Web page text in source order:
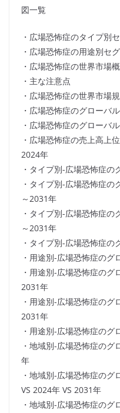
図一覧
・広場恐怖症のタイプ別
・広場恐怖症の用途別セ
・広場恐怖症の世界市場
・主な注意点
・広場恐怖症の世界市場
・広場恐怖症のグローバ
・広場恐怖症のグローバ
・広場恐怖症の売上高上
2024年
・タイプ別-広場恐怖症の
・タイプ別-広場恐怖症
～2031年
・タイプ別-広場恐怖症
～2031年
・タイプ別-広場恐怖症の
・用途別-広場恐怖症のグ
・用途別-広場恐怖症の
2031年
・用途別-広場恐怖症の
2031年
・用途別-広場恐怖症のグ
・地域別-広場恐怖症の
年
・地域別-広場恐怖症の
VS 2024年 VS 2031年
・地域別-広場恐怖症の